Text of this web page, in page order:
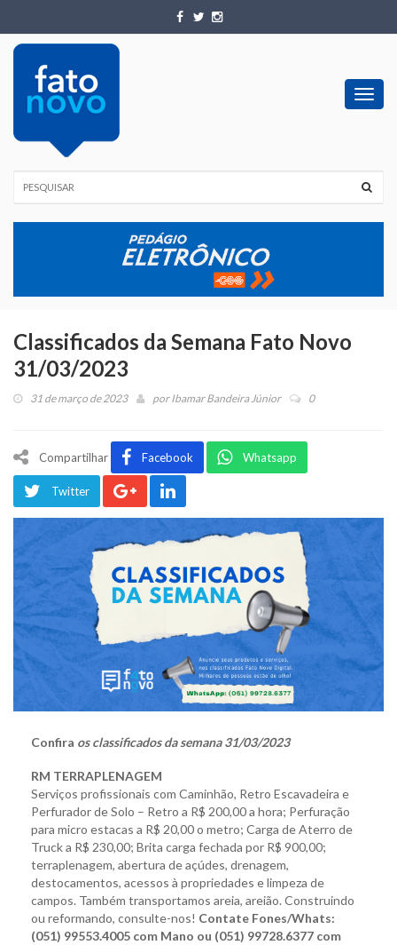
Classificados da Semana Fato Novo
31/03/2023
31 de março de 2023 porIbamar Bandeira Júnior 0
Compartilhar Facebook Whatsapp
Twitter
Confira os classificados da semana 31/03/2023
RM TERRAPLENAGEM
Serviços profissionais com Caminhão, Retro Escavadeira e
Perfurador de Solo – Retro a R$ 200,00 a hora; Perfuração
para micro estacas a R$ 20,00 o metro; Carga de Aterro de
Trucka R$ 230,00; Brita carga fechada por R$ 900,00;
terraplenagem, abertura de açúdes, drenagem,
destocamentos, acessos à propriedades e limpeza de
campos. Também transportamos areia, areião. Construindo
ou reformando, consulte-nos! Contate Fones/Whats:
(051) 99553.4005 com Mano ou (051) 99728.6377 com